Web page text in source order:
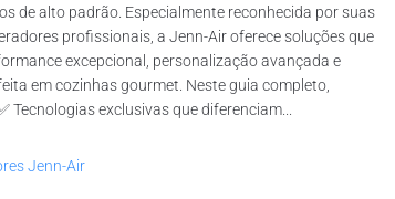
de alto padrão. Especialmente reconhecida por suas
profissionais, a Jenn-Air oferece soluções que
excepcional, personalização avançada e
em cozinhas gourmet. Neste guia completo,
Tecnologias exclusivas que diferenciam...
Jenn-Air